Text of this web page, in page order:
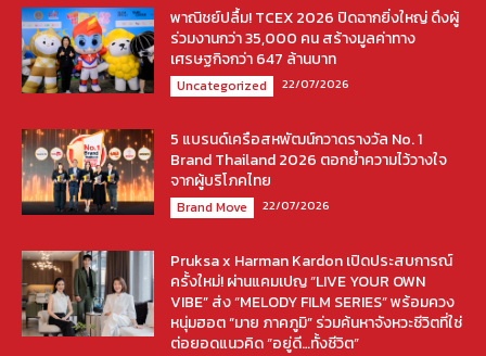
พาณิชย์ปลื้ม! TCEX 2026 ปิดฉากยิ่งใหญ่ ดึงผู้
ร่วมงานกว่า 35,000 คน สร้างมูลค่าทาง
เศรษฐกิจกว่า 647 ล้านบาท
Uncategorized 22/07/2026
5 แบรนด์เครือสหพัฒน์กวาดรางวัล No. 1
Brand Thailand 2026 ตอกย้ำความไว้วางใจ
จากผู้บริโภคไทย
Brand Move 22/07/2026
Pruksa x Harman Kardon เปิดประสบการณ์
ครั้งใหม่! ผ่านแคมเปญ “LIVE YOUR OWN
VIBE” ส่ง “MELODY FILM SERIES” พร้อมควง
หนุ่มฮอต “มาย ภาคภูมิ” ร่วมค้นหาจังหวะชีวิตที่ใช่
ต่อยอดแนวคิด “อยู่ดี…ทั้งชีวิต”